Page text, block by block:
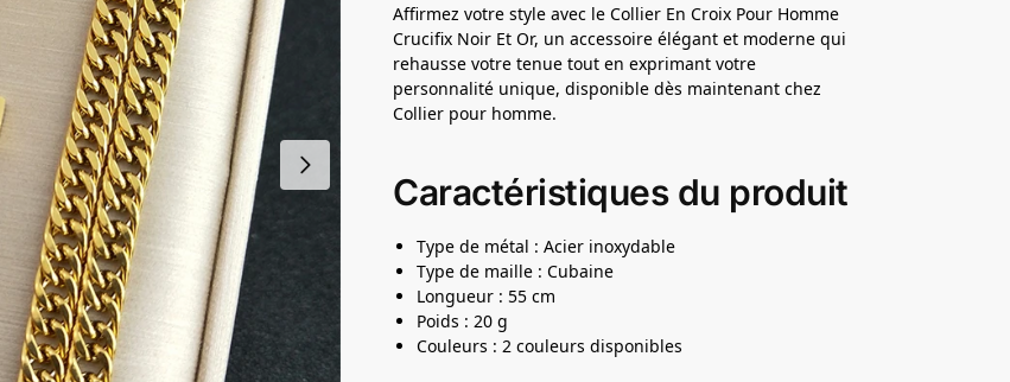
Affirmez votre style avec le Collier En Croix Pour Homme
Crucifix Noir Et Or, un accessoire élégant et moderne qui
rehausse votre tenue tout en exprimant votre
personnalité unique, disponible dès maintenant chez
Collier pour homme.
Caractéristiques du produit
Type de métal : Acier inoxydable
Type de maille : Cubaine
Longueur : 55 cm
Poids : 20 g
Couleurs : 2 couleurs disponibles